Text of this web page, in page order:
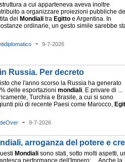
a cui apparteneva aveva inoltre
a organizzare proiezioni pubbliche
dei Mondiali tra Egitto e Argentina. In
ordinarie, un gesto simile sarebbe
- 9-7-2026
Russia. Per decreto
che l'anno scorso la Russia ha generato
delle esportazioni mondiali. E privare di ...
Turchia e Brasile, a cui si sono
più di recente Paesi come Marocco,
- 9-7-2026
arroganza del potere e
Mondiali sono stati, sotto molti aspetti,
performance dell'Impero: ... Anche la